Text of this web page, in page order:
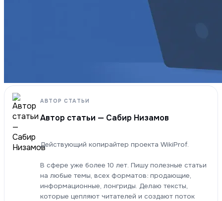
АВТОР СТАТЬИ
Автор статьи — Сабир Низамов
Действующий копирайтер проекта WikiProf.
В сфере уже более 10 лет. Пишу полезные статьи
на любые темы, всех форматов: продающие,
информационные, лонгриды. Делаю тексты,
которые цепляют читателей и создают поток